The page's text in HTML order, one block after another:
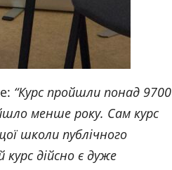
“Курс пройшли понад 9700
менше року. Сам курс
школи публічного
дійсно є дуже